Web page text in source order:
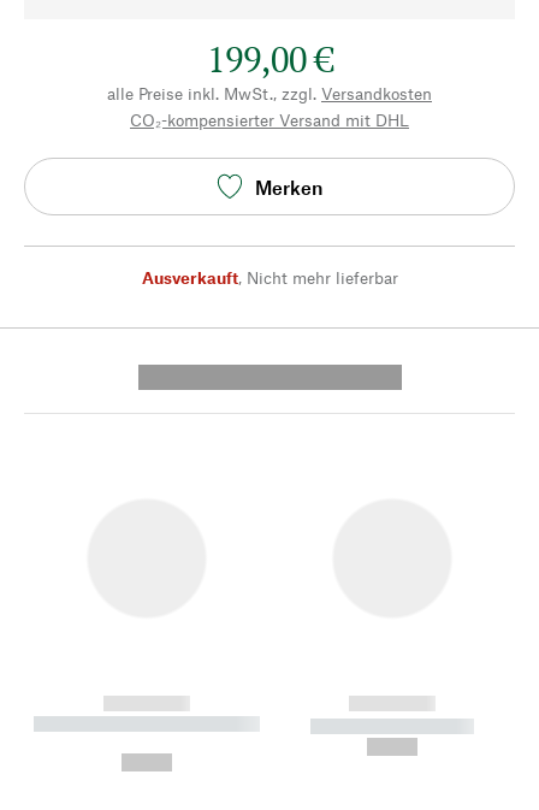
199,00 €
alle Preise inkl. MwSt., zzgl. Versandkosten
CO₂-kompensierter Versand mit DHL
Merken
Ausverkauft, Nicht mehr lieferbar
------------
----------- ----------- --------
------------
----------- -----------